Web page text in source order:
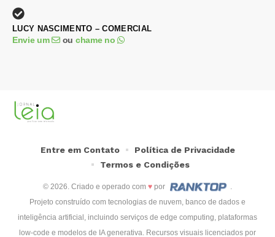
LUCY NASCIMENTO – COMERCIAL
Envie um ou chame no
© 2026. Criado e operado com ♥ por
Projeto construído com tecnologias de nuvem, banco de dados e
inteligência artificial, incluindo serviços de edge computing, plataformas
low-code e modelos de IA generativa. Recursos visuais licenciados por
Entre em Contato
Política de Privacidade
Termos e Condições